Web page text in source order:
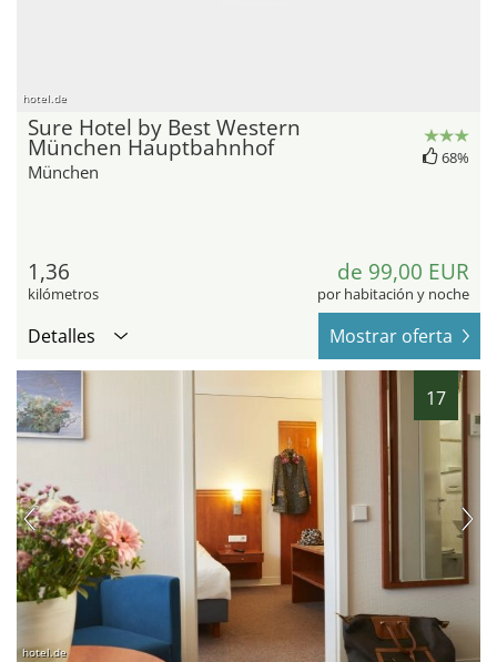
hotel.de
Sure Hotel by Best Western
München Hauptbahnhof
München
68%
1,36
kilómetros
de 99,00 EUR
por habitación y noche
Detalles Mostrar oferta
17
hotel.de